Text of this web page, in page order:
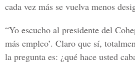
cada vez más se vuelva menos
“Yo escucho al presidente del
más empleo’. Claro que sí,
la pregunta es: ¿qué hace usted